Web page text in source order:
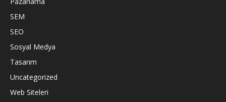
SEM
SEO
Sosyal Medya
Tasarım
Uncategorized
Web Siteleri